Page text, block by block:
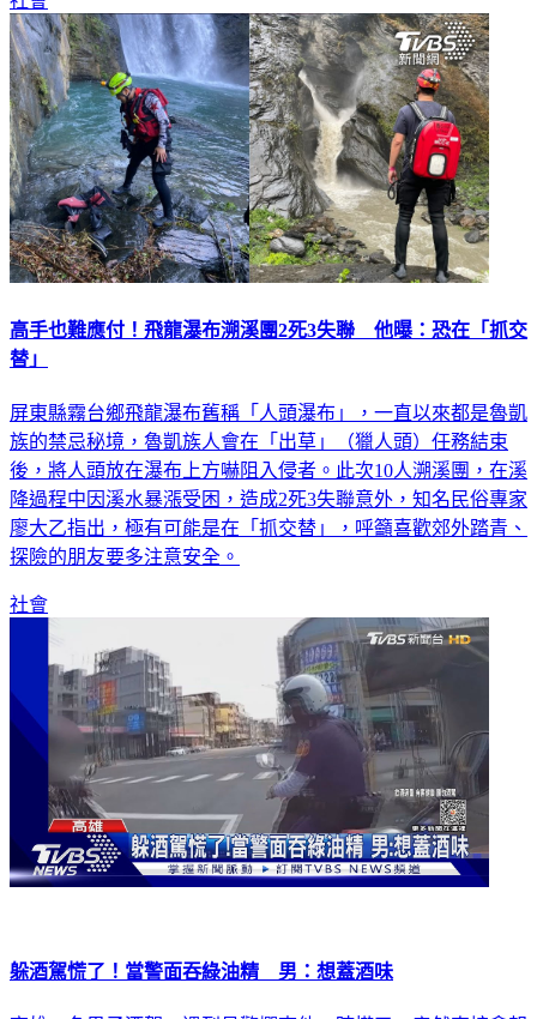
社會
高手也難應付！飛龍瀑布溯溪團2死3失聯 他曝：恐在「抓交
屏東縣霧台鄉飛龍瀑布舊稱「人頭瀑布」，一直以來都是魯凱
族的禁忌秘境，魯凱族人會在「出草」（獵人頭）任務結束
後，將人頭放在瀑布上方嚇阻入侵者。此次10人溯溪團，在溪
降過程中因溪水暴漲受困，造成2死3失聯意外，知名民俗專家
廖大乙指出，極有可能是在「抓交替」，呼籲喜歡郊外踏青、